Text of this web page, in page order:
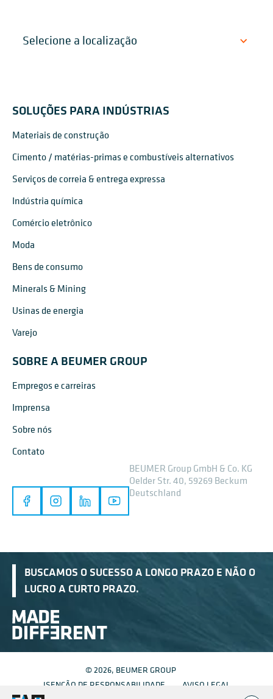
SOLUÇÕES PARA INDÚSTRIAS
Materiais de construção
Cimento / matérias-primas e combustíveis alternativos
Serviços de correia & entrega expressa
Indústria química
Comércio eletrônico
Moda
Bens de consumo
Minerals & Mining
Usinas de energia
Varejo
SOBRE A BEUMER GROUP
Empregos e carreiras
Imprensa
Sobre nós
Contato
BEUMER Group GmbH & Co. KG
Oelder Str. 40, 59269 Beckum
Deutschland
BUSCAMOS O SUCESSO A LONGO PRAZO E NÃO O
LUCRO A CURTO PRAZO.
© 2026, BEUMER GROUP
ISENÇÃO DE RESPONSABILIDADE
AVISO LEGAL